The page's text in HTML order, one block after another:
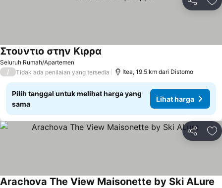
Bagikan
Seluruh Rumah/Apartemen
Στουντιο στην Κιρρα
/ Tidak ada penilaian yang tersedia Itea, 19.5 km dari Distomo
Pilih tanggal untuk melihat harga yang
sama
Lihat harga
Bagikan
Arachova The View Maisonette by Ski ALure